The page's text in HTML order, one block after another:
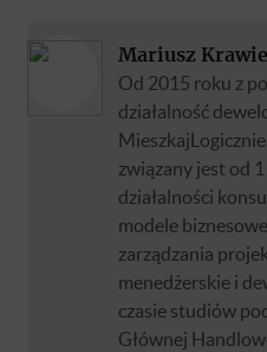
Mariusz
Od 2015 roku z
działalność
związany jest od
działalności
modele
zarządzania
menedżerskie i
czasie studiów
Głównej